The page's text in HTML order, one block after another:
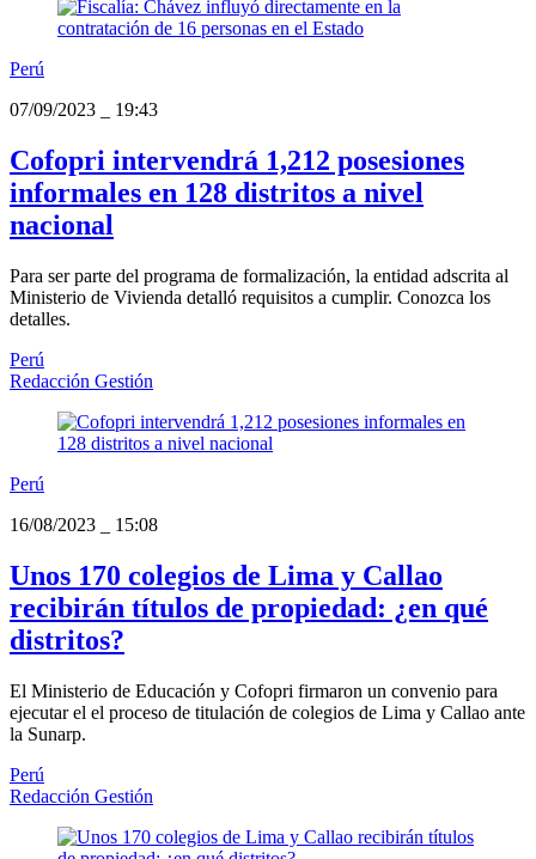
Perú
07/09/2023
19:43
Cofopri intervendrá 1,212 posesiones
informales en 128 distritos a nivel
nacional
Para ser parte del programa de formalización, la entidad adscrita al
Ministerio de Vivienda detalló requisitos a cumplir. Conozca los
detalles.
Perú
Redacción Gestión
Perú
16/08/2023
15:08
Unos 170 colegios de Lima y Callao
recibirán títulos de propiedad: ¿en qué
distritos?
El Ministerio de Educación y Cofopri firmaron un convenio para
ejecutar el el proceso de titulación de colegios de Lima y Callao ante
la Sunarp.
Perú
Redacción Gestión